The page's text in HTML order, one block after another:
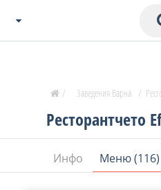
Пловдив
Бургас
Ресторантчето
Инфо Меню (116)
/ Заведения Варна /